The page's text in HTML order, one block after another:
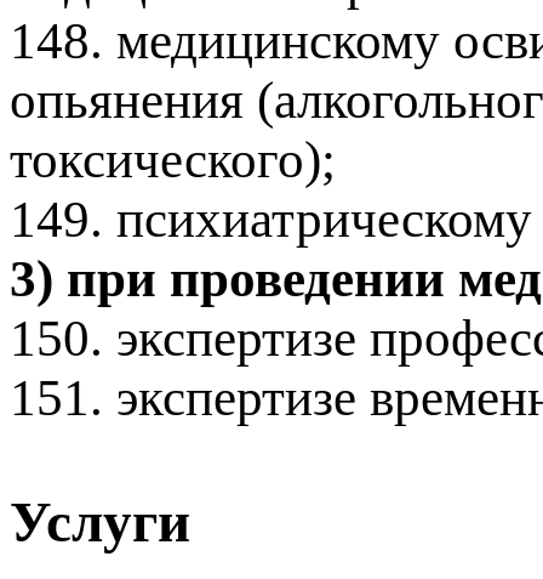
148. медицинскому
опьянения
токсического);
149.
3) при проведении
150. экспертизе
151. экспертизе
Услуги